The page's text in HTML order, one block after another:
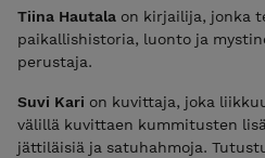
Tiina Hautala on kirjailija, jonka
paikallishistoria, luonto ja
perustaja.
Suvi Kari on kuvittaja, joka
välillä kuvittaen kummitusten
jättiläisiä ja satuhahmoja.